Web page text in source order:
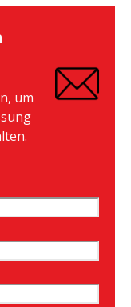
um